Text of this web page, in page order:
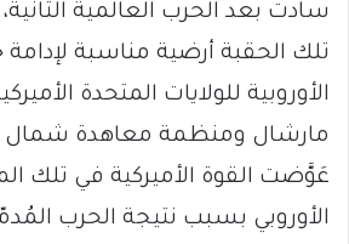
سادت بعد الحرب العالمية
تلك الحقبة أرضية مناسبة
الأوروبية للولايات المتحدة
مارشال ومنظمة معاهدة شمال
عَوَّضت القوة الأميركية في تلك
الأوروبي بسبب نتيجة الحرب